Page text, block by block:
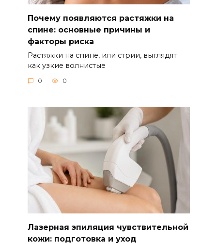
Почему появляются растяжки на
спине: основные причины и
факторы риска
Растяжки на спине, или стрии, выглядят
как узкие волнистые
0 0
Лазерная эпиляция чувствительной
кожи: подготовка и уход